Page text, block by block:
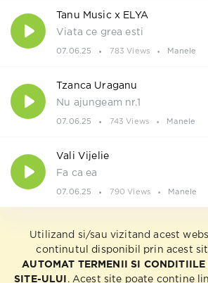
Tanu Music x ELYA
Viata ce grea esti
07.06.25 783 Views Manele
Tzanca Uraganu
Nu ajungeam nr.1
07.06.25 743 Views Manele
Vali Vijelie
Fa ca ea
07.06.25 790 Views Manele
Utilizand si/sau vizitand acest
continutul disponibil prin acest
AUTOMAT TERMENII SI
SITE-ULUI
. Acest site poate contine